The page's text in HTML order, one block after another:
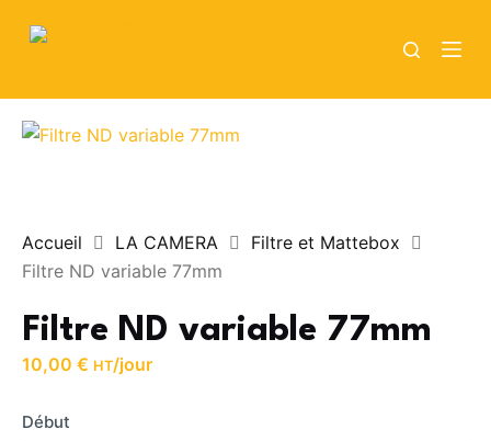
P
e
c
o
n
t
e
u
Accueil LA CAMERA
Filtre et Mattebox
Filtre ND variable 77mm
Filtre ND variable 77mm
10,00 € HT/jour
Début